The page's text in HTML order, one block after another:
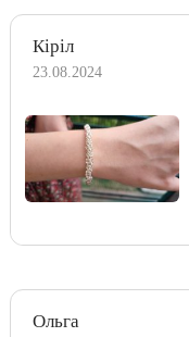
Кіріл
23.08.2024
Ольга